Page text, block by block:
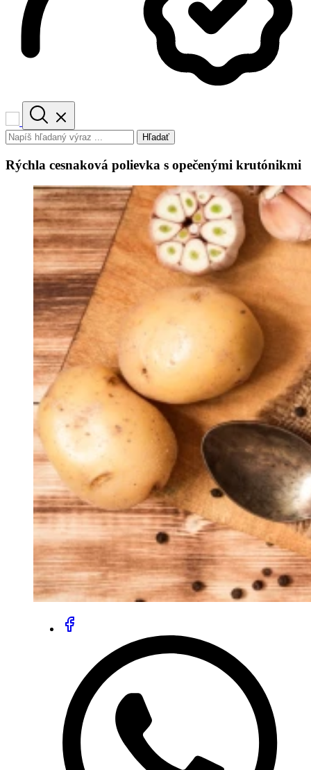
Hľadať
Rýchla cesnaková polievka s opečenými krutónikmi